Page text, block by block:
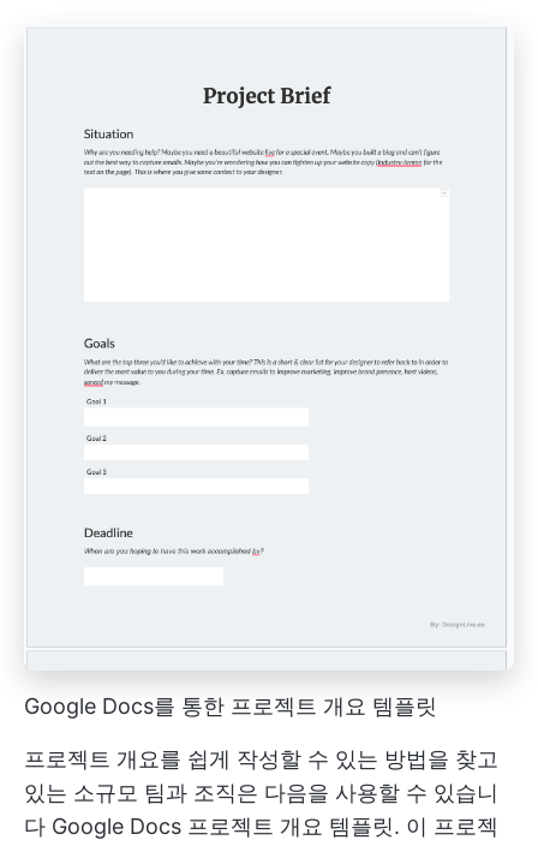
Google Docs를 통한 프로젝트 개요 템플릿
프로젝트 개요를 쉽게 작성할 수 있는 방법을 찾고
있는 소규모 팀과 조직은 다음을 사용할 수 있습니
다 Google Docs 프로젝트 개요 템플릿. 이 프로젝